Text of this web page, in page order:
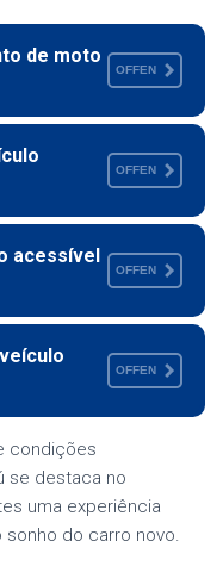
de moto
OFFEN
OFFEN
acessível
OFFEN
OFFEN
condições
se destaca no
uma experiência
do carro novo.